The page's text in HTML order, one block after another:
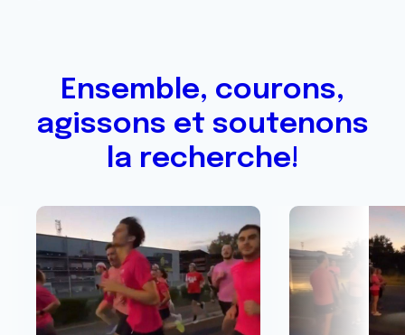
Ensemble, courons,
agissons et soutenons
la recherche!